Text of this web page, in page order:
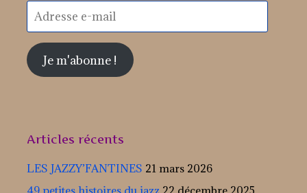
e-
Je m'abonne !
Articles récents
LES JAZZY’FANTINES 21 mars 2026
49 petites histoires du jazz 22 décembre 2025